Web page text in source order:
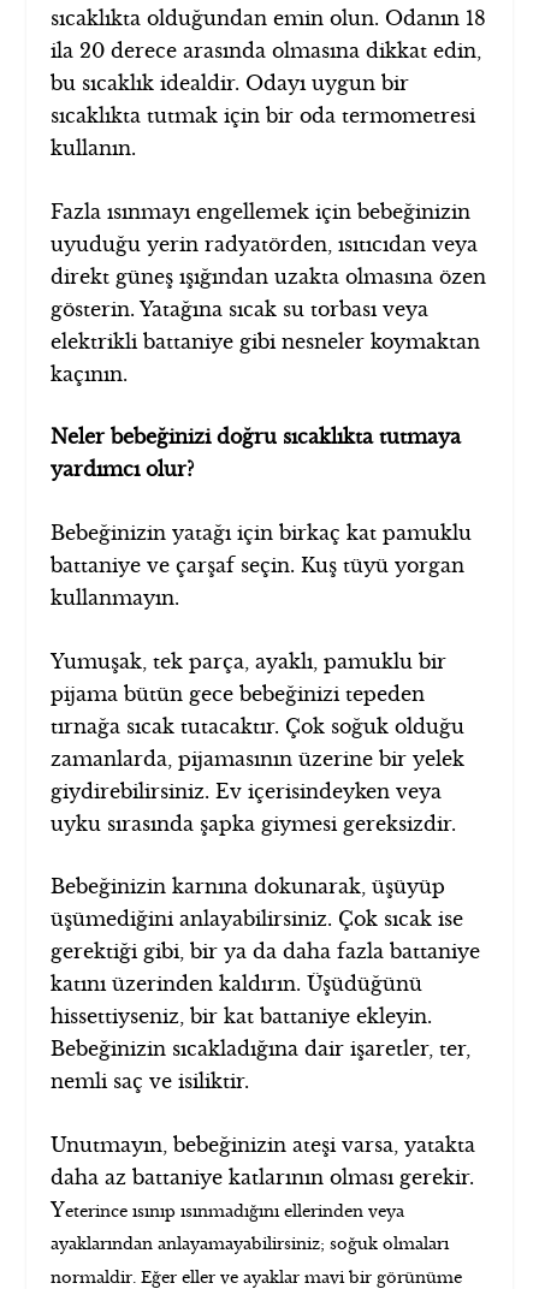
sıcaklıkta olduğundan emin olun. Odanın 18
ila 20 derece arasında olmasına dikkat edin,
bu sıcaklık idealdir. Odayı uygun bir
sıcaklıkta tutmak için bir oda termometresi
kullanın.
Fazla ısınmayı engellemek için bebeğinizin
uyuduğu yerin radyatörden, ısıtıcıdan veya
direkt güneş ışığından uzakta olmasına özen
gösterin. Yatağına sıcak su torbası veya
elektrikli battaniye gibi nesneler koymaktan
kaçının.
Neler bebeğinizi doğru sıcaklıkta tutmaya
yardımcı olur?
Bebeğinizin yatağı için birkaç kat pamuklu
battaniye ve çarşaf seçin. Kuş tüyü yorgan
kullanmayın.
Yumuşak, tek parça, ayaklı, pamuklu bir
pijama bütün gece bebeğinizi tepeden
tırnağa sıcak tutacaktır. Çok soğuk olduğu
zamanlarda, pijamasının üzerine bir yelek
giydirebilirsiniz. Ev içerisindeyken veya
uyku sırasında şapka giymesi gereksizdir.
Bebeğinizin karnına dokunarak, üşüyüp
üşümediğini anlayabilirsiniz. Çok sıcak ise
gerektiği gibi, bir ya da daha fazla battaniye
katını üzerinden kaldırın. Üşüdüğünü
hissettiyseniz, bir kat battaniye ekleyin.
Bebeğinizin sıcakladığına dair işaretler, ter,
nemli saç ve isiliktir.
Unutmayın, bebeğinizin ateşi varsa, yatakta
daha az battaniye katlarının olması gerekir.
Yeterince ısınıp ısınmadığını ellerinden veya
ayaklarından anlayamayabilirsiniz;soğuk olmaları
normaldir. Eğer eller ve ayaklar mavi bir görünüme